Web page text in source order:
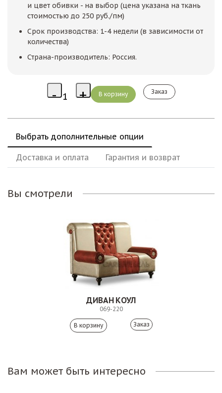
и цвет обивки - на выбор (цена указана на ткань
стоимостью до 250 руб./пм)
Срок производства: 1-4 недели (в зависимости от
количества)
Страна-производитель: Россия.
Заказ
Выбрать дополнительные опции
Доставка и оплата Гарантия и возврат
Вы смотрели
ДИВАН КОУЛ
069-220
Заказ
Вам может быть интересно